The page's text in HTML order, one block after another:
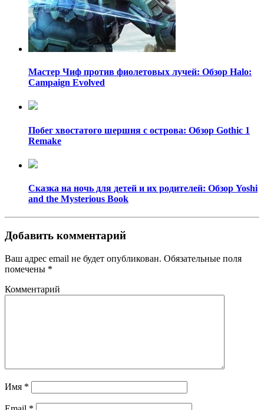
Мастер Чиф против фиолетовых лучей: Обзор Halo:
Campaign Evolved
Побег хвостатого шершня с острова: Обзор Gothic 1
Remake
Сказка на ночь для детей и их родителей: Обзор Yoshi
and the Mysterious Book
Добавить комментарий
Ваш адрес email не будет опубликован. Обязательные поля
помечены *
Комментарий
Имя *